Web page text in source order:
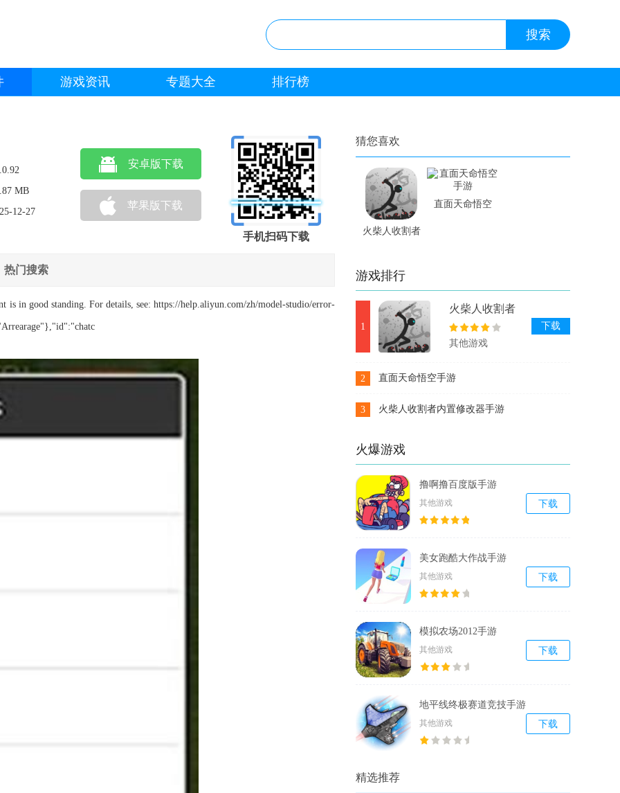
游戏资讯 专题大全 排行榜
MB
12-27
安卓版下载
苹果版下载
手机扫码下载
热门搜索
is in good standing. For details, see: https://help.aliyun.com/zh/model-studio/error-
猜您喜欢
火柴人收割者
直面天命悟空
游戏排行
1
火柴人收割者
内置修改器手
游
其他游戏
下载
2 直面天命悟空手游
3 火柴人收割者内置修改器手游
火爆游戏
撸啊撸百度版手游
其他游戏 下载
美女跑酷大作战手游
其他游戏 下载
模拟农场2012手游
其他游戏 下载
地平线终极赛道竞技手游
其他游戏 下载
精选推荐